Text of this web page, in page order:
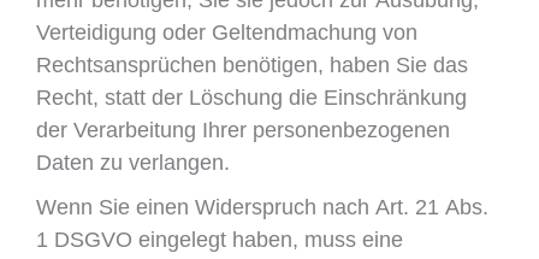
Verteidigung oder Geltendmachung von
Rechtsansprüchen benötigen, haben Sie das
Recht, statt der Löschung die Einschränkung
der Verarbeitung Ihrer personenbezogenen
Daten zu verlangen.
Wenn Sie einen Widerspruch nach Art. 21 Abs.
1 DSGVO eingelegt haben, muss eine